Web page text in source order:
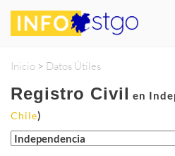
Inicio > Datos Útiles
Registro Civil en
Chile)